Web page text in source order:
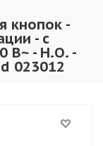
кнопок -
- с
В~ - Н.О. -
023012